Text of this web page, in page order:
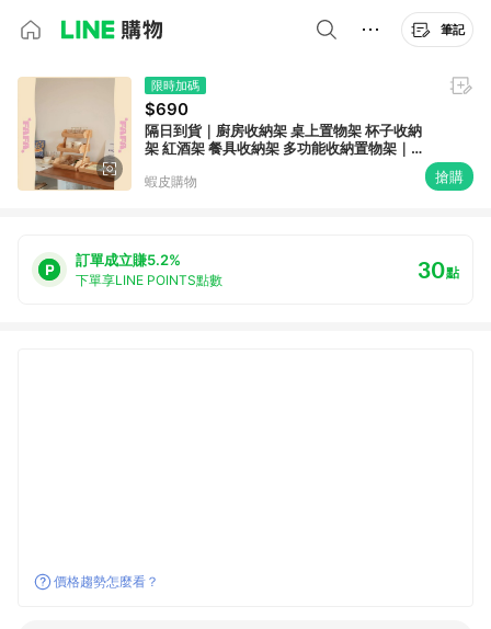
筆記
限時加碼
$690
隔日到貨｜廚房收納架 桌上置物架 杯子收納
架 紅酒架 餐具收納架 多功能收納置物架｜
蝦皮購物 搶購
訂單成立賺5.2%
下單享LINE POINTS點數 30點
價格趨勢怎麼看？